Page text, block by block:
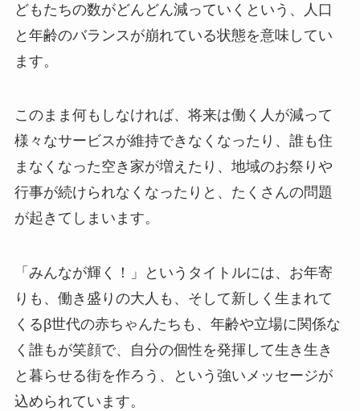
どもたちの数がどんどん減っていくという、人口
と年齢のバランスが崩れている状態を意味してい
ます。
このまま何もしなければ、将来は働く人が減って
様々なサービスが維持できなくなったり、誰も住
まなくなった空き家が増えたり、地域のお祭りや
行事が続けられなくなったりと、たくさんの問題
が起きてしまいます。
「みんなが輝く！」というタイトルには、お年寄
りも、働き盛りの大人も、そして新しく生まれて
くるβ世代の赤ちゃんたちも、年齢や立場に関係な
く誰もが笑顔で、自分の個性を発揮して生き生き
と暮らせる街を作ろう、という強いメッセージが
込められています。